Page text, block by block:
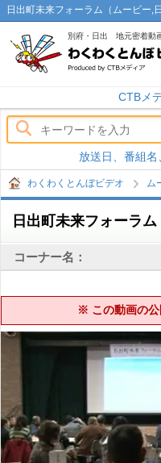
日出町未来フォーラム（ムービー,
別府・日出 地元密着動
CTBメ
放送日、番組
わくわくとんぼビデオ ム
日出町未来フォーラム
コーナー名：
※ この動画の公